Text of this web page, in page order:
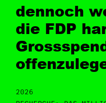
dennoch
die FDP
2026